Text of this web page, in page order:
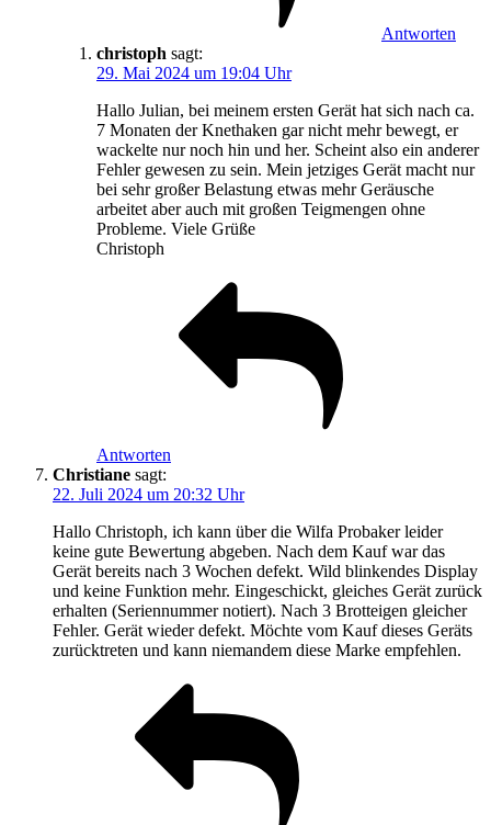
Antworten
christoph sagt:
29. Mai 2024 um 19:04 Uhr
Hallo Julian, bei meinem ersten Gerät hat sich nach ca.
7 Monaten der Knethaken gar nicht mehr bewegt, er
wackelte nur noch hin und her. Scheint also ein anderer
Fehler gewesen zu sein. Mein jetziges Gerät macht nur
bei sehr großer Belastung etwas mehr Geräusche
arbeitet aber auch mit großen Teigmengen ohne
Probleme. Viele Grüße
Christoph
Antworten
Christiane sagt:
22. Juli 2024 um 20:32 Uhr
Hallo Christoph, ich kann über die Wilfa Probaker leider
keine gute Bewertung abgeben. Nach dem Kauf war das
Gerät bereits nach 3 Wochen defekt. Wild blinkendes Display
und keine Funktion mehr. Eingeschickt, gleiches Gerät zurück
erhalten (Seriennummer notiert). Nach 3 Brotteigen gleicher
Fehler. Gerät wieder defekt. Möchte vom Kauf dieses Geräts
zurücktreten und kann niemandem diese Marke empfehlen.